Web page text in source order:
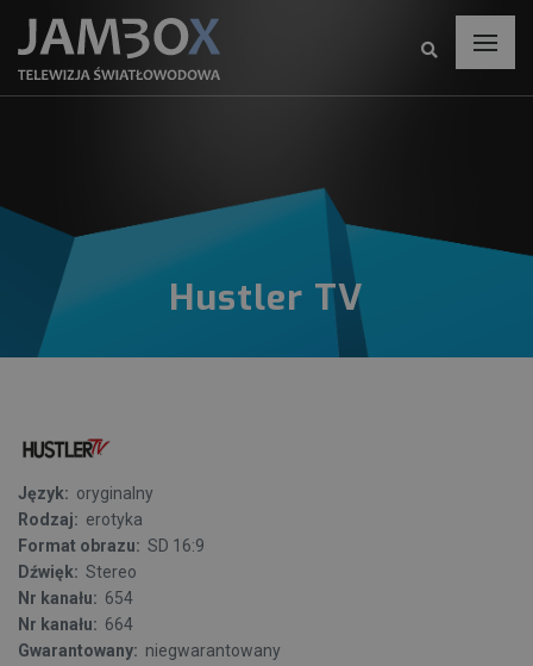
Hustler TV
Język: oryginalny
Rodzaj: erotyka
Format obrazu: SD 16:9
Dźwięk: Stereo
Nr kanału: 654
Nr kanału: 664
Gwarantowany: niegwarantowany